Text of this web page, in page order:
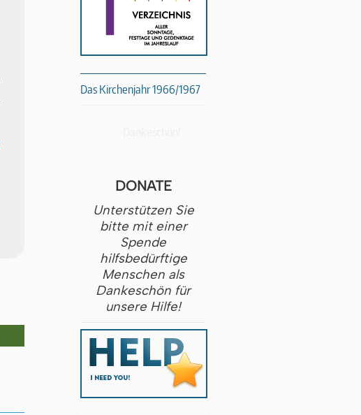
Das Kirchenjahr 1966/1967
DONATE
Unterstützen Sie
bitte mit einer
Spende
hilfsbedürftige
Menschen als
Dankeschön für
unsere Hilfe!